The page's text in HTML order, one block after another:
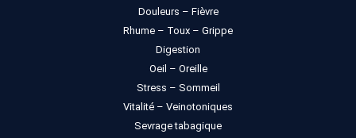
Douleurs – Fièvre
Rhume – Toux – Grippe
Digestion
Oeil – Oreille
Stress – Sommeil
Vitalité – Veinotoniques
Sevrage tabagique